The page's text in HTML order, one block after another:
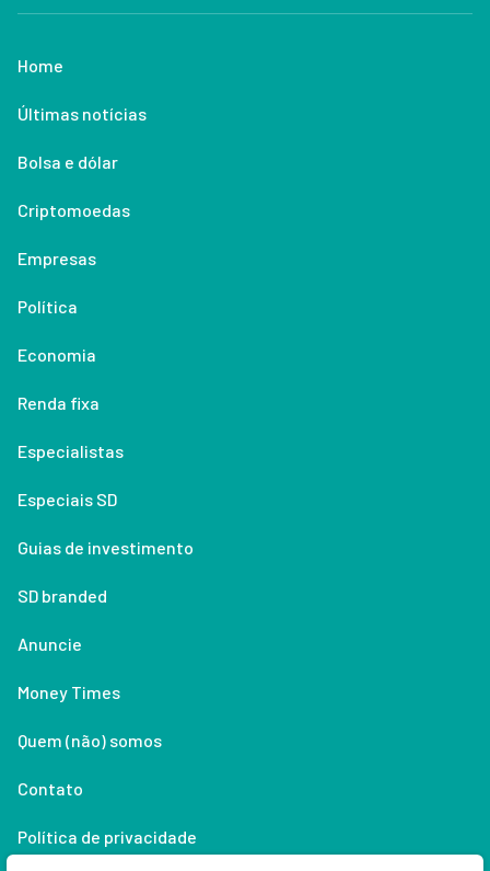
Home
Últimas notícias
Bolsa e dólar
Criptomoedas
Empresas
Política
Economia
Renda fixa
Especialistas
Especiais SD
Guias de investimento
SD branded
Anuncie
Money Times
Quem (não) somos
Contato
Política de privacidade